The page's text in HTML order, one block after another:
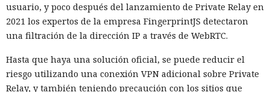
20:35 / 06.08.2026
Búhos sabios, lobos valientes y prácticamente sin heroínas:
bienvenidos al futuro de la literatura.
usuario, y poco después del lanzamiento de Private Relay en
2021 los expertos de la empresa FingerprintJS detectaron
una filtración de la dirección IP a través de WebRTC.
Hasta que haya una solución oficial, se puede reducir el
riesgo utilizando una conexión VPN adicional sobre Private
Relay, y también teniendo precaución con los sitios que